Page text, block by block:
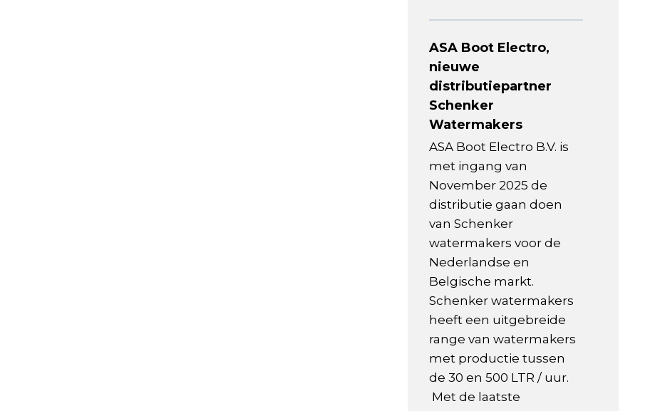
ASA Boot Electro,
nieuwe
distributiepartner
Schenker
Watermakers
ASA Boot Electro B.V. is
met ingang van
November 2025 de
distributie gaan doen
van Schenker
watermakers voor de
Nederlandse en
Belgische markt.
Schenker watermakers
heeft een uitgebreide
range van watermakers
met productie tussen
de 30 en 500 LTR / uur.
Met de laatste